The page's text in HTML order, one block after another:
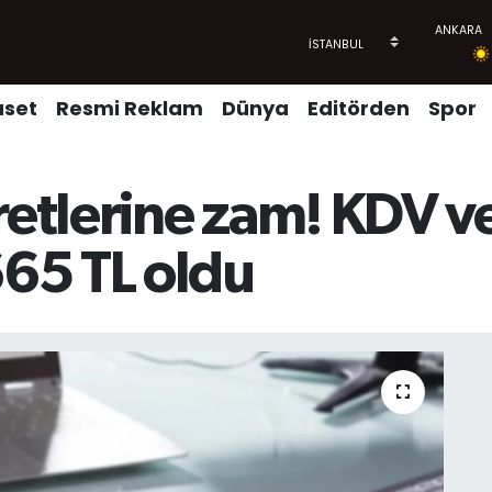
Resmi Reklam Dünya Editörden Spor
zam! KDV
TL oldu